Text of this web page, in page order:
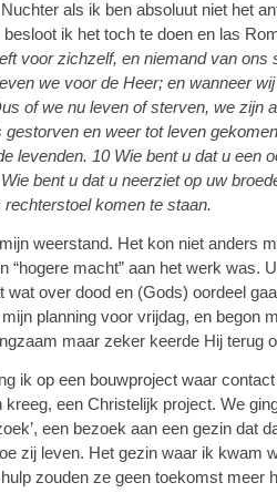
als ik ben absoluut niet het
besloot ik het toch te doen en las
voor zichzelf, en niemand van ons
we voor de Heer; en wanneer
of we nu leven of sterven, we zijn
gestorven en weer tot leven
levenden. 10 Wie bent u dat u een
bent u dat u neerziet op uw
rechterstoel komen te staan.
weerstand. Het kon niet anders
“hogere macht” aan het werk was.
wat over dood en (Gods) oordeel
planning voor vrijdag, en begon
maar zeker keerde Hij terug
ik op een bouwproject waar
kreeg, een Christelijk project. We
een bezoek aan een gezin dat
zij leven. Het gezin waar ik kwam
zouden ze geen toekomst meer